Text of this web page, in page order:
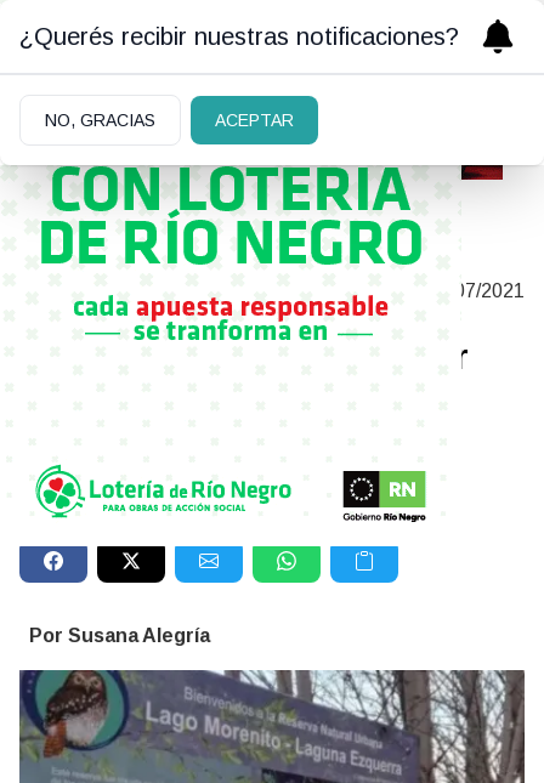
ACERCA DE PROYECTO HOTELERO
10/07/2021
“El progreso tiene que ser
natural”
Por Susana Alegría
¿Querés recibir nuestras notificaciones?
NO, GRACIAS ACEPTAR